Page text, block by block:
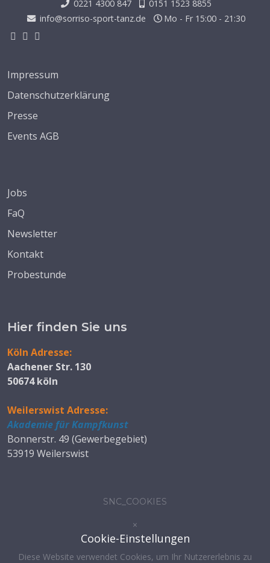
0221 4300 847
0151 1523 8855
info@sorriso-sport-tanz.de
Mo - Fr 15:00 - 21:30
Impressum
Datenschutzerklärung
Presse
Events AGB
Jobs
FaQ
Newsletter
Kontakt
Probestunde
Hier finden Sie uns
Köln Adresse:
Aachener Str. 130
50674 köln
Weilerswist Adresse:
Akademie für Kampfkunst
Bonnerstr. 49 (Gewerbegebiet)
53919 Weilerswist
SNC_COOKIES
×
Cookie-Einstellungen
Diese Website verwendet Cookies, um Ihr Nutzererlebnis zu